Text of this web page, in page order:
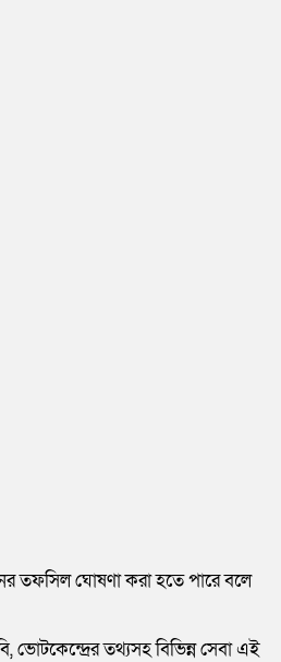
তফসিল ঘোষণা করা হতে পারে বলে
ভোটকেন্দ্রের তথ্যসহ বিভিন্ন সেবা এই